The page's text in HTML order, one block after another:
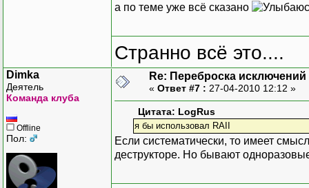
а по теме уже всё сказано
Странно всё это....
Dimka
Деятель
Команда клуба
Offline
Пол:
Re: Переброска исключений
« Ответ #7 : 27-04-2010 12:12 »
Цитата: LogRus
я бы использовал RAII
Если систематически, то имеет
деструкторе. Но бывают